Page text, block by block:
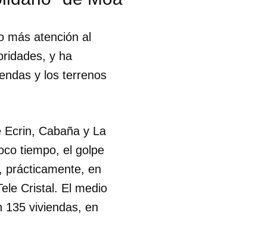
tu
más atención al
y ha
y los terrenos
Cabaña y La
tiempo, el golpe
prácticamente, en
Cristal. El medio
135 viviendas, en